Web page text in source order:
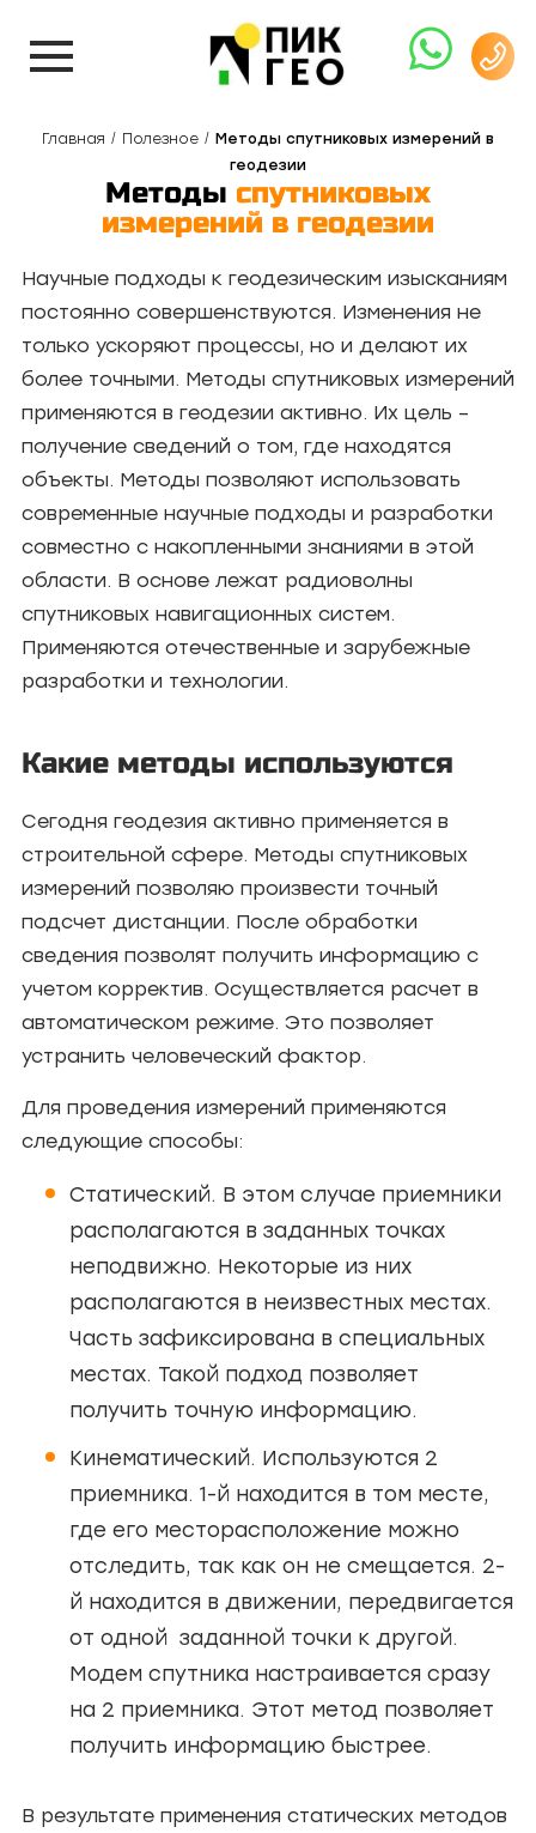
Главная Полезное
Методы спутниковых измерений в
геодезии
Методы спутниковых
измерений в геодезии
Научные подходы к геодезическим изысканиям
постоянно совершенствуются. Изменения не
только ускоряют процессы, но и делают их
более точными. Методы спутниковых измерений
применяются в геодезии активно. Их цель –
получение сведений о том, где находятся
объекты. Методы позволяют использовать
современные научные подходы и разработки
совместно с накопленными знаниями в этой
области. В основе лежат радиоволны
спутниковых навигационных систем.
Применяются отечественные и зарубежные
разработки и технологии.
Какие методы используются
Сегодня геодезия активно применяется в
строительной сфере. Методы спутниковых
измерений позволяю произвести точный
подсчет дистанции. После обработки
сведения позволят получить информацию с
учетом корректив. Осуществляется расчет в
автоматическом режиме. Это позволяет
устранить человеческий фактор.
Для проведения измерений применяются
следующие способы:
Статический. В этом случае приемники
располагаются в заданных точках
неподвижно. Некоторые из них
располагаются в неизвестных местах.
Часть зафиксирована в специальных
местах. Такой подход позволяет
получить точную информацию.
Кинематический. Используются 2
приемника. 1-й находится в том месте,
где его месторасположение можно
отследить, так как он не смещается. 2-
й находится в движении, передвигается
от одной заданной точки к другой.
Модем спутника настраивается сразу
на 2 приемника. Этот метод позволяет
получить информацию быстрее.
В результате применения статических методов